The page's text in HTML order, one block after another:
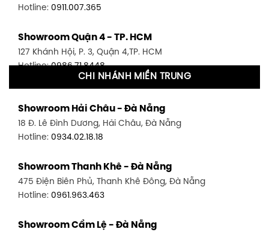
Hotline: 0911.007.365
Showroom Quận 4 - TP. HCM
127 Khánh Hội, P. 3, Quận 4,TP. HCM
Hotline:0986.71.8448
1411 Đường 3/2, P. 16, Quận 11, TP. HCM
Hotline:0906.256.759
1448 Huỳnh Tấn Phát, Phú Thuận, Quận 7, TP HCM
Hotline:0946.480.580
348 Đ. Bạch Đằng, P. 14, Bình Thạnh, TP HCM
CHI NHÁNH MIỀN TRUNG
Showroom Hải Châu - Đà Nẵng
18 Đ. Lê Đình Dương, Hải Châu, Đà Nẵng
Hotline: 0934.02.18.18
Showroom Thanh Khê - Đà Nẵng
475 Điện Biên Phủ, Thanh Khê Đông, Đà Nẵng
Hotline: 0961.963.463
Showroom Cẩm Lệ - Đà Nẵng